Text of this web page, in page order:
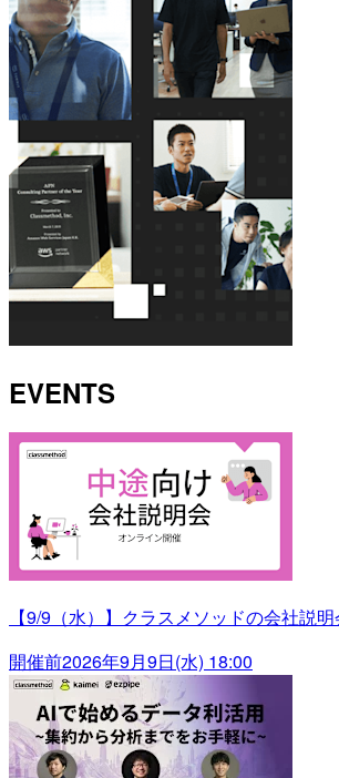
EVENTS
【9/9（水）】クラスメソッドの会社説
開催前2026年9月9日(水) 18:00